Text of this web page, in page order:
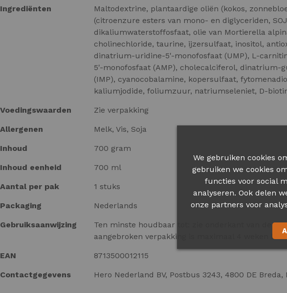
Ingrediënten
Maltodextrine, plantaardige oliën (kokos,
(citroenzure esters van mono- en diglyceriden,
dikaliumwaterstoffosfaat, olie van Mortierella
cholinechloride, taurine, ijzersulfaat, inositol,
dinatrium-uridine-5'-monofosfaat (UMP), L-
5'-monofosfaat (AMP), cholecalciferol, dinatrium-
(IMP), cyanocobalamine, kopersulfaat,
kaliumjodide, foliumzuur, natriumseleniet, D-
Voedingswaarden Zie verpakking
Allergenen Melk, Vis, Soja
Inhoud 700 gram
Inhoud eenheid 700 ml
Aantal per pak 1 stuks
Packaging Nederlands
Gebruiksaanwijzing
Ten minste houdbaar tot: zie onderkant van de
aangebroken verpakking is maximaal 4 weken
EAN 8713500012115
Contactgegevens Hero Nederland BV, Postbus 3243, 4800 DE Breda,
We gebruiken cookies
gebruiken we cookies
functies voor social
analyseren. Ook delen
onze partners voor